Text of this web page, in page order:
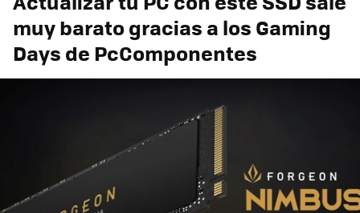
muy barato gracias a los Gaming
Days de PcComponentes